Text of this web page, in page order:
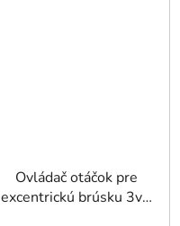
Ovládač otáčok pre
excentrickú brúsku 3v1